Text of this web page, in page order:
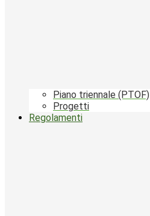
Piano triennale (PTOF)
Progetti
Regolamenti